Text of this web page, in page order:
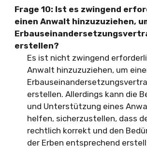
Frage 10: Ist es zwingend
einen Anwalt hinzuzuziehen,
erstellen?
Es ist nicht zwingend
Anwalt hinzuzuziehen, um
erstellen. Allerdings kann die
und Unterstützung eines
helfen, sicherzustellen, dass
rechtlich korrekt und den
der Erben entsprechend